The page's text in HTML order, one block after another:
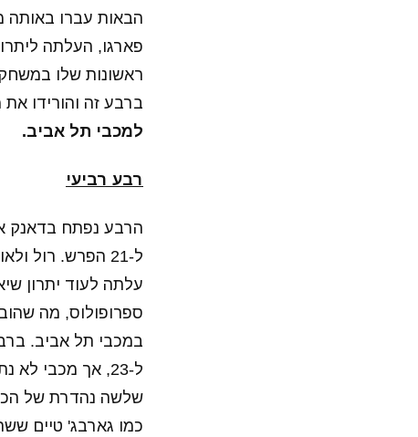
הבאות עברו
ברבע זה והורידו
למכבי תל אביב.
רבע רביעי
הרבע נפתח בדאנק
ל-21 הפרש.
במכבי תל אביב.
ל-23, אך מכבי
שלשה נהדרת של